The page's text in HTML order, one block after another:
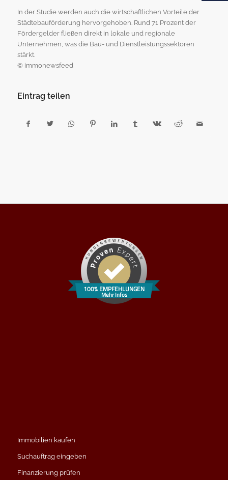
In der Studie werden auch die wirtschaftlichen Vorteile der
Städtebauförderung hervorgehoben. Rund 71 Prozent der
Fördergelder fließen direkt in lokale und regionale
Unternehmen, was die Bau- und Dienstleistungssektoren
stärkt.
© immonewsfeed
Eintrag teilen
100% EMPFEHLUNGEN
Mehr Infos
Immobilien kaufen
Suchauftrag eingeben
Finanzierung prüfen